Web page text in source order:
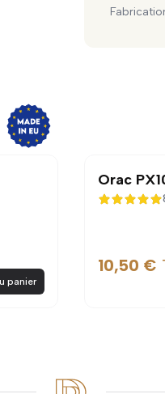
panier
Orac
5 sur
10,50 €